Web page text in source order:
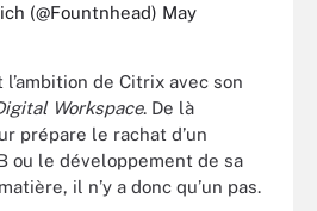
(@Fountnhead) May
l’ambition de Citrix avec son
Workspace. De là
prépare le rachat d’un
ou le développement de sa
il n’y a donc qu’un pas.